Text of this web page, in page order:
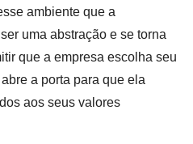
ambiente que a
uma abstração e se torna
que a empresa escolha seu
a porta para que ela
aos seus valores